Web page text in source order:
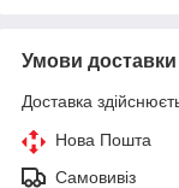
Умови доставки
Доставка
Нова Пошта
Самовивіз